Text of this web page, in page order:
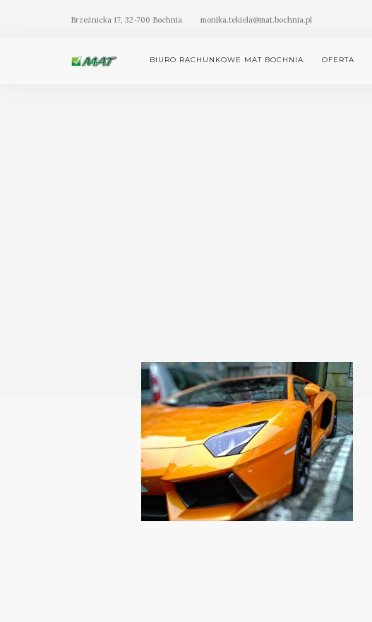
Brzeźnicka 17, 32-700 Bochnia monika.tekiela@mat.bochnia.pl
BIURO RACHUNKOWE MAT BOCHNIA OFERTA